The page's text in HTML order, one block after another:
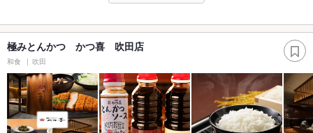
極みとんかつ かつ喜 吹田店
和食 吹田